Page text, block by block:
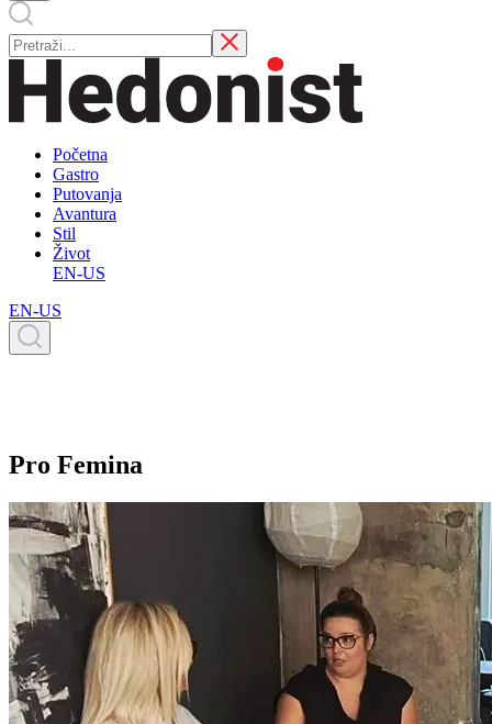
Početna
Gastro
Putovanja
Avantura
Stil
Život
EN-US
EN-US
Pro Femina